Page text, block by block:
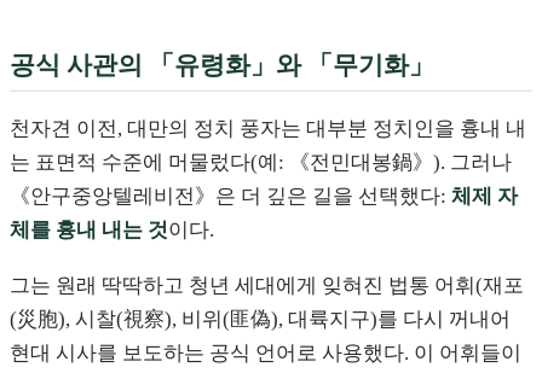
공식 사관의 「유령화」와 「무기화」
천자견 이전, 대만의 정치 풍자는 대부분 정치인을 흉내 내
는 표면적 수준에 머물렀다(예: 《전민대봉鍋》). 그러나
《안구중앙텔레비전》은 더 깊은 길을 선택했다: 체제 자
체를 흉내 내는 것이다.
그는 원래 딱딱하고 청년 세대에게 잊혀진 법통 어휘(재포
(災胞), 시찰(視察), 비위(匪偽), 대륙지구)를 다시 꺼내어
현대 시사를 보도하는 공식 언어로 사용했다. 이 어휘들이